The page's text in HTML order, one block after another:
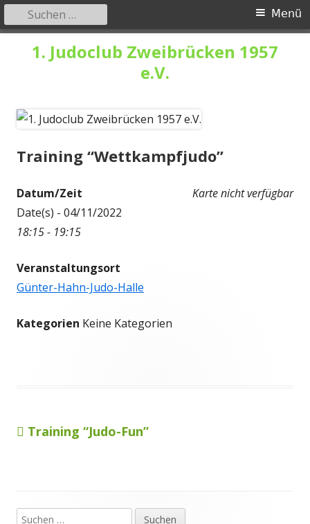
1. Judoclub Zweibrücken 1957
e.V.
Primäres
Menü
Menü
Suchen
nach:
Training “Wettkampfjudo”
Karte nicht verfügbar
Datum/Zeit
Date(s) - 04/11/2022
18:15 - 19:15
Veranstaltungsort
Günter-Hahn-Judo-Halle
Kategorien Keine Kategorien
Beitragsnavigation
Vorheriger
Training “Judo-Fun”
Suchen